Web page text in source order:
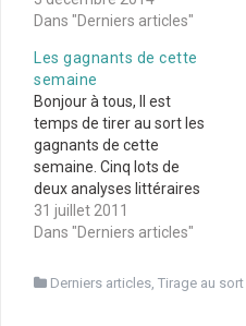
Dans "Derniers articles"
Les gagnants de cette
semaine
Bonjour à tous, Il est
temps de tirer au sort les
gagnants de cette
semaine. Cinq lots de
deux analyses littéraires
au format numérique,
proposées par
étaient à gagner : 1. Mary
31 juillet 2011
Dans "Derniers articles"
Derniers articles Tirage au sort